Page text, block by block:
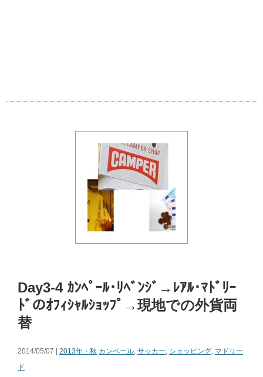
Day3-4 ｶﾝﾍﾟｰﾙ･ﾘﾍﾞﾝｼﾞ→ﾚｱﾙ･ﾏﾄﾞﾘｰ
ﾄﾞのｵﾌｨｼｬﾙｼｮｯﾌﾟ→現地での外貨両
替
2014/05/07 | 2013年・秋 カンペール, サッカー, ショッピング, マドリー
ド